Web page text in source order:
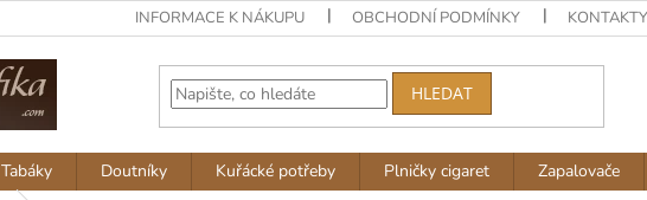
INFORMACE K NÁKUPU OBCHODNÍ PODMÍNKY KONTAKTY
HLEDAT
Tabáky Doutníky Kuřácké potřeby Plničky cigaret Zapalovače